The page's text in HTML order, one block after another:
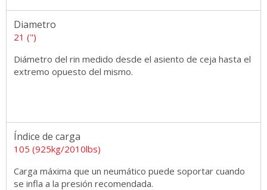
Diametro
21 (")
Diámetro del rin medido desde el asiento de ceja hasta el
extremo opuesto del mismo.
Índice de carga
105 (925kg/2010lbs)
Carga máxima que un neumático puede soportar cuando
se infla a la presión recomendada.